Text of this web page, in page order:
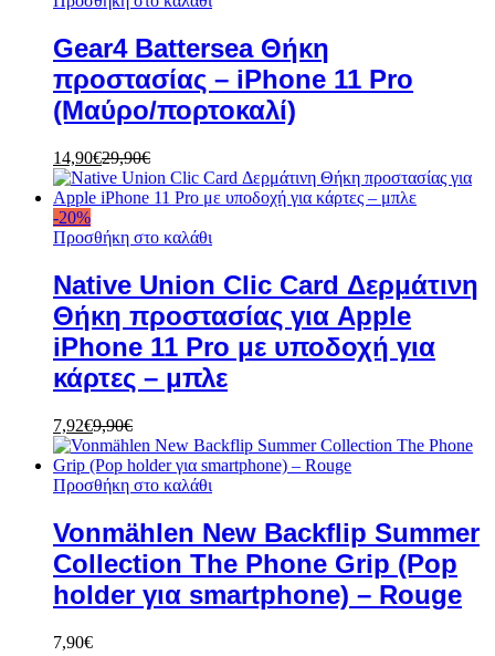
Gear4 Battersea Θήκη
προστασίας – iPhone 11 Pro
(Μαύρο/πορτοκαλί)
14,90€29,90€
-20%
Προσθήκη στο καλάθι
Native Union Clic Card Δερμάτινη
Θήκη προστασίας για Apple
iPhone 11 Pro με υποδοχή για
κάρτες – μπλε
7,92€9,90€
Προσθήκη στο καλάθι
Vonmählen New Backflip Summer
Collection The Phone Grip (Pop
holder για smartphone) – Rouge
7,90€